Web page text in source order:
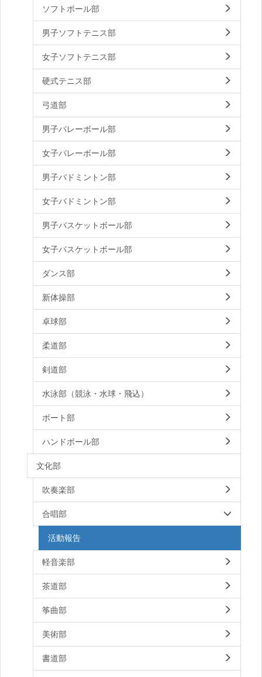
ソフトボール部
男子ソフトテニス部
女子ソフトテニス部
硬式テニス部
弓道部
男子バレーボール部
女子バレーボール部
男子バドミントン部
女子バドミントン部
男子バスケットボール部
女子バスケットボール部
ダンス部
新体操部
卓球部
柔道部
剣道部
水泳部（競泳・水球・飛込）
ボート部
ハンドボール部
文化部
吹奏楽部
合唱部
活動報告
軽音楽部
茶道部
筝曲部
美術部
書道部